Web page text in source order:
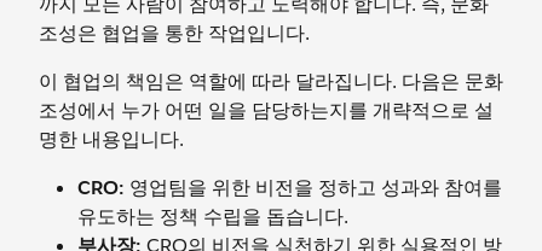
조성은 협업을 통한 작업입니다.
이 협업의 책임은 역할에 따라 달라집니다. 다음은 문화
조성에서 누가 어떤 일을 담당하는지를 개략적으로 설
명한 내용입니다.
CRO: 영업팀을 위한 비전을 정하고 성과와 참여를
유도하는 정책 수립을 돕습니다.
부사장: CRO의 비전을 실천하기 위한 실용적인 방